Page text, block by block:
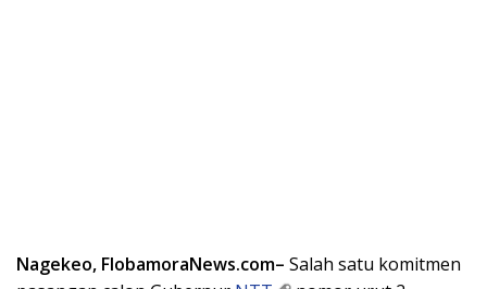
Nagekeo, FlobamoraNews.com– Salah satu komitmen